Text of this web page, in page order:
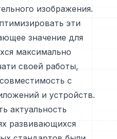
изображения.
эти
значение для
максимально
своей работы,
с
и устройств.
актуальность
развивающихся